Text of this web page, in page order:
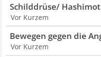
Schilddrüse/
Vor Kurzem
Bewegen gegen die
Vor Kurzem